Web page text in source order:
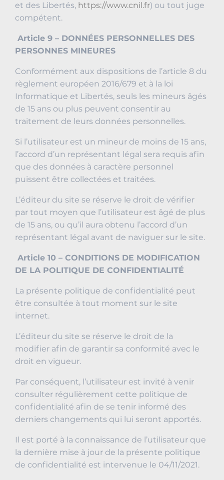
et des Libertés, https://www.cnil.fr) ou tout juge
compétent.
Article 9 – DONNÉES PERSONNELLES DES
PERSONNES MINEURES
Conformément aux dispositions de l’article 8 du
règlement européen 2016/679 et à la loi
Informatique et Libertés, seuls les mineurs âgés
de 15 ans ou plus peuvent consentir au
traitement de leurs données personnelles.
Si l’utilisateur est un mineur de moins de 15 ans,
l’accord d’un représentant légal sera requis afin
que des données à caractère personnel
puissent être collectées et traitées.
L’éditeur du site se réserve le droit de vérifier
par tout moyen que l’utilisateur est âgé de plus
de 15 ans, ou qu’il aura obtenu l’accord d’un
représentant légal avant de naviguer sur le site.
Article 10 – CONDITIONS DE MODIFICATION
DE LA POLITIQUE DE CONFIDENTIALITÉ
La présente politique de confidentialité peut
être consultée à tout moment sur le site
internet.
L’éditeur du site se réserve le droit de la
modifier afin de garantir sa conformité avec le
droit en vigueur.
Par conséquent, l’utilisateur est invité à venir
consulter régulièrement cette politique de
confidentialité afin de se tenir informé des
derniers changements qui lui seront apportés.
Il est porté à la connaissance de l’utilisateur que
la dernière mise à jour de la présente politique
de confidentialité est intervenue le 04/11/2021.